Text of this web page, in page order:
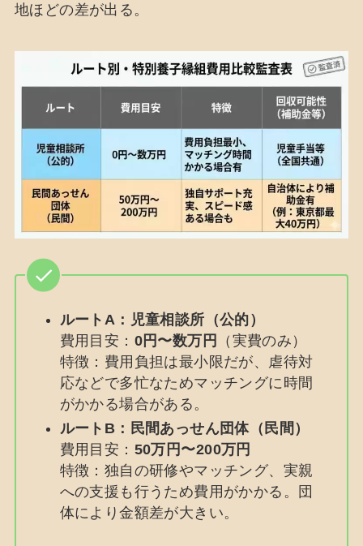
地ほどの差が出る。
ルートA：児童相談所（公的）
費用目安： 0円〜数万円
（実費のみ）
特徴：費用負担は最小限だが、虐待対
応などで多忙なためマッチングに時間
がかかる場合がある。
ルートB：民間あっせん団体（民間）
費用目安： 50万円〜200万円
特徴：独自の研修やマッチング、実親
への支援も行うため費用がかかる。団
体により金額差が大きい。